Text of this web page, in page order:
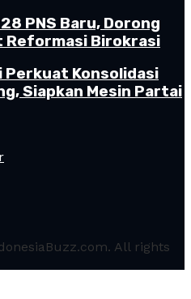
PNS Baru, Dorong
Reformasi Birokrasi
Perkuat Konsolidasi
Siapkan Mesin Partai
All rights